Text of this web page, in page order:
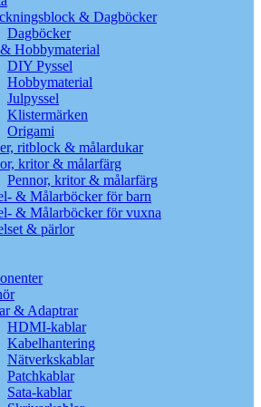
& Dagböcker
Dagböcker
Hobbymaterial
DIY Pyssel
Hobbymaterial
Julpyssel
Klistermärken
Origami
ritblock & målardukar
kritor & målarfärg
Pennor, kritor & målarfärg
& Målarböcker för barn
& Målarböcker för vuxna
& pärlor
& Adaptrar
HDMI-kablar
Kabelhantering
Nätverkskablar
Patchkablar
Sata-kablar